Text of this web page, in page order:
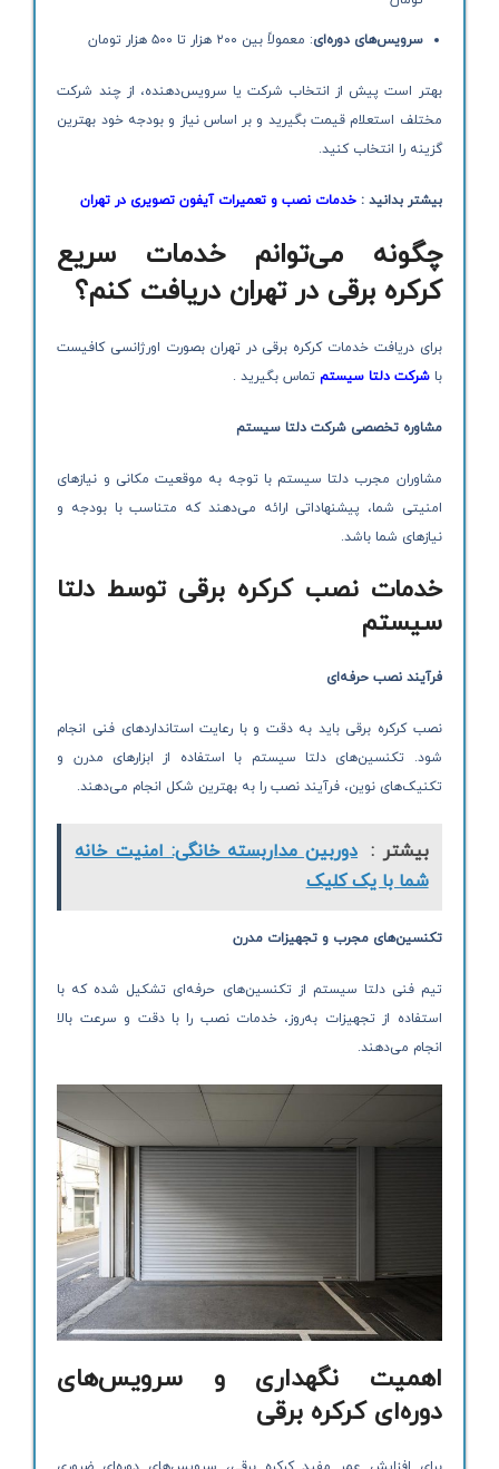
سرویس‌های دوره‌ای: معمولاً بین ۲۰۰ هزار تا ۵۰۰ هزار تومان
بهتر است پیش از انتخاب شرکت یا سرویس‌دهنده، از چند شرکت
مختلف استعلام قیمت بگیرید و بر اساس نیاز و بودجه خود بهترین
گزینه را انتخاب کنید.
بیشتر بدانید :خدمات نصب و تعمیرات آیفون تصویری در تهران
چگونه می‌توانم خدمات سریع
کرکره برقی در تهران دریافت کنم؟
برای دریافت خدمات کرکره برقی در تهران بصورت اورژانسی کافیست
باشرکت دلتا سیستم تماس بگیرید .
مشاوره تخصصی شرکت دلتا سیستم
مشاوران مجرب دلتا سیستم با توجه به موقعیت مکانی و نیازهای
امنیتی شما، پیشنهاداتی ارائه می‌دهند که متناسب با بودجه و
نیازهای شما باشد.
خدمات نصب کرکره برقی توسط دلتا
سیستم
فرآیند نصب حرفه‌ای
نصب کرکره برقی باید به دقت و با رعایت استانداردهای فنی انجام
شود. تکنسین‌های دلتا سیستم با استفاده از ابزارهای مدرن و
تکنیک‌های نوین، فرآیند نصب را به بهترین شکل انجام می‌دهند.
بیشتر : دوربین مداربسته خانگی: امنیت خانه
شما با یک کلیک
تکنسین‌های مجرب و تجهیزات مدرن
تیم فنی دلتا سیستم از تکنسین‌های حرفه‌ای تشکیل شده که با
استفاده از تجهیزات به‌روز، خدمات نصب را با دقت و سرعت بالا
انجام می‌دهند.
اهمیت نگهداری و سرویس‌های
دوره‌ای کرکره برقی